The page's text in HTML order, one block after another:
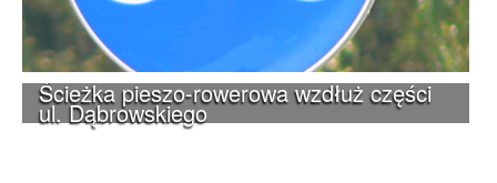
Ścieżka pieszo-rowerowa wzdłuż części
ul. Dąbrowskiego